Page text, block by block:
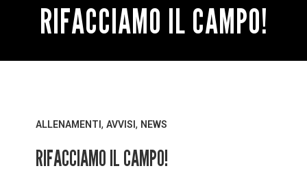
RIFACCIAMO IL CAMPO!
ALLENAMENTI , AVVISI , NEWS
RIFACCIAMO IL CAMPO!